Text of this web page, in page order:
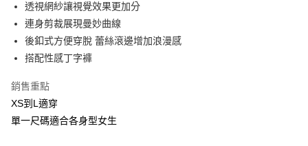
上海商業儲蓄銀行
國泰世華商業銀行
臺灣中小企業銀行
台中商業銀行
匯豐（台灣）商業銀行
聯邦商業銀行
元大商業銀行
台新國際商業銀行
台灣樂天信用卡公司
LINE Pay
Apple Pay
街口支付
悠遊付
AFTEE先享後付
相關說明
透視網紗讓視覺效果更加分
連身剪裁展現曼妙曲線
後釦式方便穿脫 蕾絲滾邊增加浪漫感
搭配性感丁字褲
銷售重點
XS到L適穿
單一尺碼適合各身型女生